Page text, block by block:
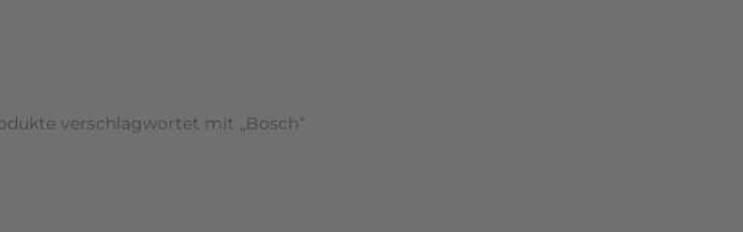
verschlagwortet mit „Bosch“